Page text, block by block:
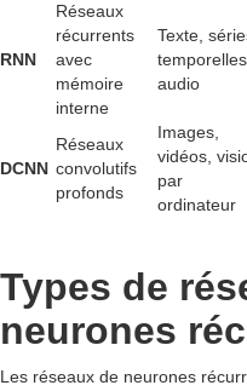
RNN
Réseaux
récurrents
avec
mémoire
interne
Texte,
temporelles,
audio
DCNN
Réseaux
convolutifs
profonds
Images,
vidéos,
par
ordinateur
Types de
neurones
Les réseaux de neurones